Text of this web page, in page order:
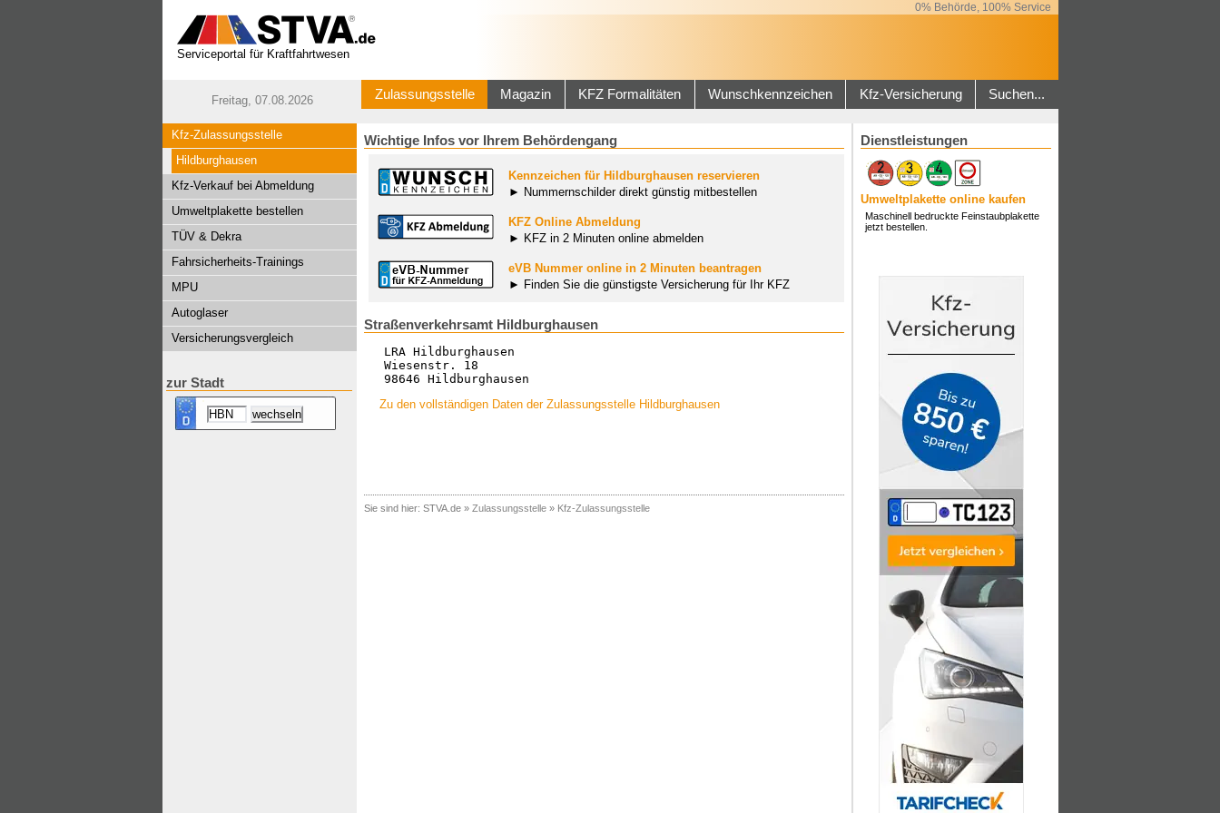
0% Behörde, 100% Service
Serviceportal für Kraftfahrtwesen
Freitag, 07.08.2026 Zulassungsstelle Magazin KFZ Formalitäten Wunschkennzeichen Kfz-Versicherung Suchen...
Kfz-Zulassungsstelle
Hildburghausen
Kfz-Verkauf bei Abmeldung
Umweltplakette bestellen
TÜV & Dekra
Fahrsicherheits-Trainings
MPU
Autoglaser
Versicherungsvergleich
zur Stadt
Wichtige Infos vor Ihrem Behördengang
Kennzeichen für Hildburghausen reservieren
► Nummernschilder direkt günstig mitbestellen
KFZ Online Abmeldung
► KFZ in 2 Minuten online abmelden
eVB Nummer online in 2 Minuten beantragen
► Finden Sie die günstigste Versicherung für Ihr KFZ
Straßenverkehrsamt Hildburghausen
LRA Hildburghausen
Wiesenstr. 18
98646 Hildburghausen
Zu den vollständigen Daten der Zulassungsstelle Hildburghausen
Sie sind hier: STVA.de» Zulassungsstelle» Kfz-Zulassungsstelle
Dienstleistungen
Umweltplakette online kaufen
Maschinell bedruckte Feinstaubplakette
jetzt bestellen.